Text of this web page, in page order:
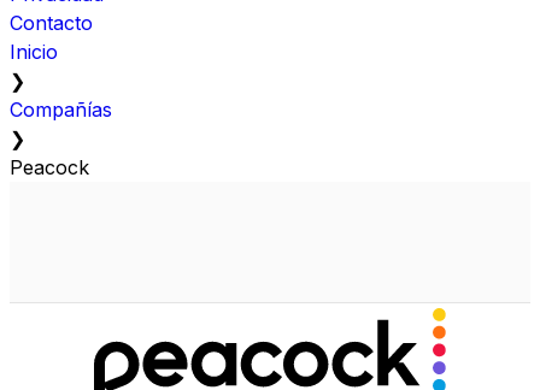
Contacto
Inicio
❯
Compañías
❯
Peacock